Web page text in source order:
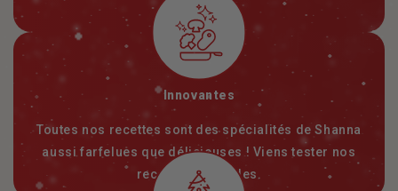
complexer.
Innovantes
Toutes nos recettes sont des spécialités de Shanna
aussi farfelues que délicieuses ! Viens tester nos
recettes originales.